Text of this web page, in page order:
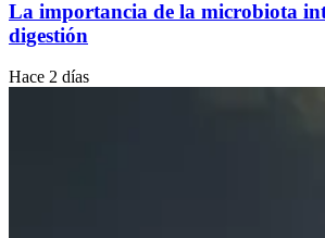
La importancia de la microbiota
digestión
Hace 2 días